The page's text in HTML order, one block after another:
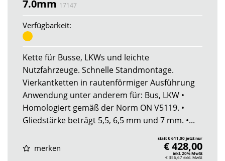
7.0mm 17147
Verfügbarkeit:
Kette für Busse, LKWs und leichte
Nutzfahrzeuge. Schnelle Standmontage.
Vierkantketten in rautenförmiger Ausführung
Anwendung unter anderem für: Bus, LKW •
Homologiert gemäß der Norm ON V5119. •
Gliedstärke beträgt 5,5, 6,5 mm und 7 mm. •...
merken
statt € 611,00 jetzt nur
€ 428,00
inkl. 20% MwSt
€ 356,67exkl. MwSt